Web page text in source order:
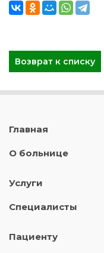
Возврат к списку
Главная
О больнице
Услуги
Специалисты
Пациенту